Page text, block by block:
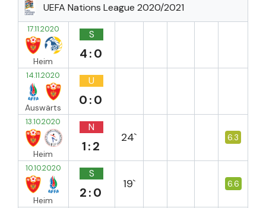
UEFA Nations League 2020/2021
17.11.2020
Heim
S
4:0
14.11.2020
Auswärts
U
0:0
13.10.2020
Heim
N
1:2
24` 6.3
10.10.2020
Heim
S
2:0
19` 6.6